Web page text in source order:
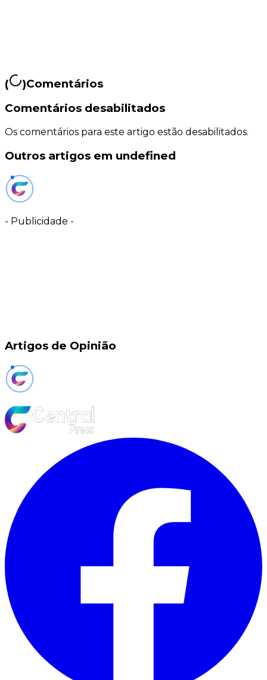
( )Comentários
Comentários desabilitados
Os comentários para este artigo estão desabilitados.
Outros artigos em undefined
- Publicidade -
Artigos de Opinião